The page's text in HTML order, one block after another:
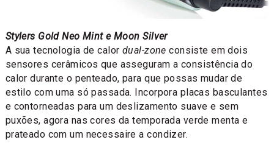
Stylers Gold Neo Mint e Moon Silver
A sua tecnologia de calor dual-zone consiste em dois
sensores cerâmicos que asseguram a consistência do
calor durante o penteado, para que possas mudar de
estilo com uma só passada. Incorpora placas basculantes
e contorneadas para um deslizamento suave e sem
puxões, agora nas cores da temporada verde menta e
prateado com um necessaire a condizer.